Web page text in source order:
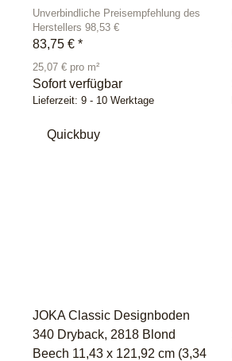
Unverbindliche Preisempfehlung des
Herstellers 98,53 €
83,75 € *
25,07 € pro m²
Sofort verfügbar
Lieferzeit: 9 - 10 Werktage
Quickbuy
JOKA Classic Designboden
340 Dryback, 2818 Blond
Beech 11,43 x 121,92 cm (3,34